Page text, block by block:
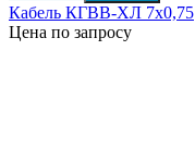
Кабель КГВВ-ХЛ 7х0,75
Цена по запросу